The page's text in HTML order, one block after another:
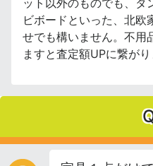
ット以外のものでも、タ
ビボードといった、北欧
せでも構いません。不用
ますと査定額UPに繋がり